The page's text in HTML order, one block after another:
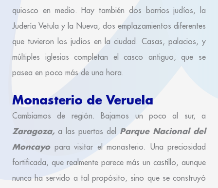
quiosco en medio. Hay también dos barrios judíos, la
Judería Vetula y la Nueva, dos emplazamientos diferentes
que tuvieron los judíos en la ciudad. Casas, palacios, y
múltiples iglesias completan el casco antiguo, que se
pasea en poco más de una hora.
Monasterio de Veruela
Cambiamos de región. Bajamos un poco al sur, a
Zaragoza,a las puertas del Parque Nacional del
Moncayopara visitar el monasterio. Una preciosidad
fortificada, que realmente parece más un castillo, aunque
nunca ha servido a tal propósito, sino que se construyó